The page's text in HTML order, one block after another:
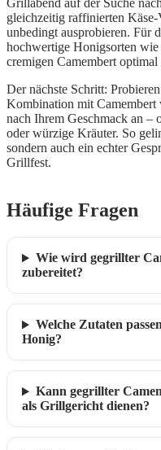
gleichzeitig raffinierten
unbedingt ausprobieren. Für
hochwertige Honigsorten
cremigen Camembert optimal
Der nächste Schritt:
Kombination mit Camembert
nach Ihrem Geschmack an –
oder würzige Kräuter. So
sondern auch ein echter
Grillfest.
Häufige Fragen
Wie wird gegrillter
zubereitet?
Welche Zutaten
Honig?
Kann gegrillter
als Grillgericht dienen?